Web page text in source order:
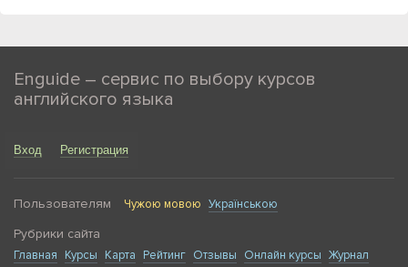
Enguide – сервис по выбору курсов
английского языка
Вход Регистрация
Пользователям Чужою мовою Українською
Рубрики сайта
Главная Курсы Карта Рейтинг Отзывы Онлайн курсы Журнал